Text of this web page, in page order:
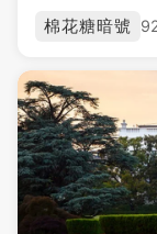
棉花糖暗號